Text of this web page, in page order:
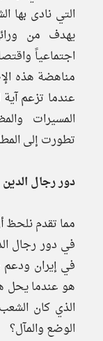
يهدف من
اجتماعياً
مناهضة هذه
عندما تزعم
المسيرات
تطورت إلى
دور رجال الدين
مما تقدم نلحظ
في دور رجال
في إيران ودعم
هو عندما يحل
الذي كان
الوضع والمآل؟